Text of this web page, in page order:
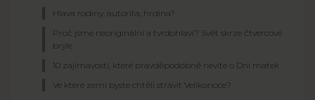
Hlava rodiny, autorita, hrdina?
Proč jsme neoriginální a tvrdohlaví? Svět skrze čtvercové
brýle
10 zajímavostí, které pravděpodobně nevíte o Dni matek
Ve které zemi byste chtěli strávit Velikonoce?